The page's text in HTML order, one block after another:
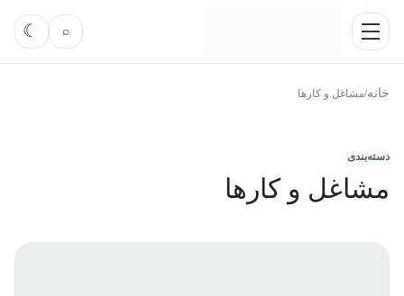
پرش به محتوا
منو
⌕
☾
خانه/مشاغل و کارها
دسته‌بندی
مشاغل و کارها